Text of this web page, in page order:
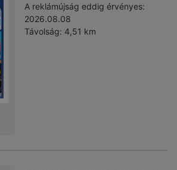
A reklámújság eddig érvényes:
2026.08.08
Távolság: 4,51 km